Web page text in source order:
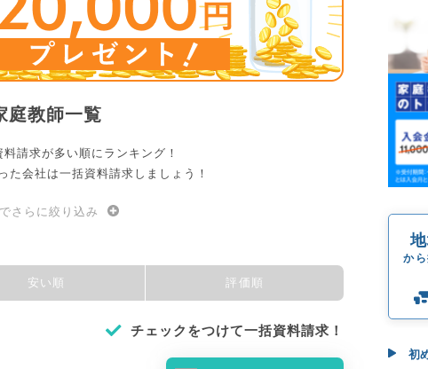
庭教師一覧
請求が多い順にランキング！
た会社は一括資料請求しましょう！
さらに絞り込み
安い順 評価順
チェックをつけて一括資料請求！
か
初